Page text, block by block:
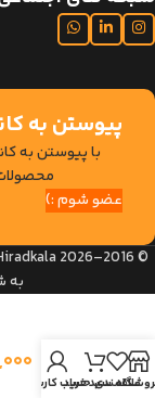
پیوستن به
با پیوستن به
عضو شوم :)
به
علاقمندیسبد خریدحساب کاربری
هیراد
مدل
K171